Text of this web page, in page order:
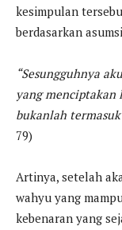
kesimpulan
berdasarkan
“Sesungguhnya
yang menciptakan
bukanlah
79)
Artinya, setelah
wahyu yang
kebenaran yang